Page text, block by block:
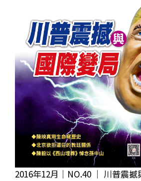
2016年12月｜NO.40 │ 川普震撼